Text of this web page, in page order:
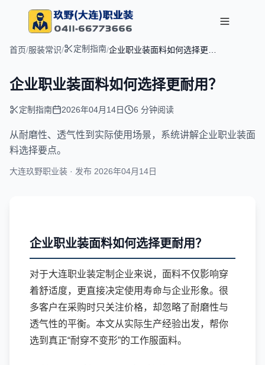
首页/服装常识/ 定制指南/企业职业装面料如何选择更耐
企业职业装面料如何选择更耐用？
定制指南 2026年04月14日 6 分钟阅读
文章摘要：
从耐磨性、透气性到实际使用场景，系统讲解企业职业装面
料选择要点。
大连玖野职业装 · 发布 2026年04月14日
企业职业装面料如何选择更耐用？
对于大连职业装定制企业来说，面料不仅影响穿
着舒适度，更直接决定使用寿命与企业形象。很
多客户在采购时只关注价格，却忽略了耐磨性与
透气性的平衡。本文从实际生产经验出发，帮你
选到真正“耐穿不变形”的工作服面料。